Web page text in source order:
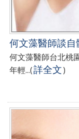
何文藻醫師談
何文藻醫師台北桃
年輕...(詳全文)